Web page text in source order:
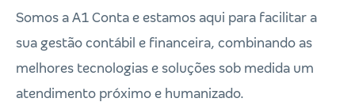
Somos a A1 Conta e estamos aqui para facilitar a
sua gestão contábil e financeira, combinando as
melhores tecnologias e soluções sob medida um
atendimento próximo e humanizado.